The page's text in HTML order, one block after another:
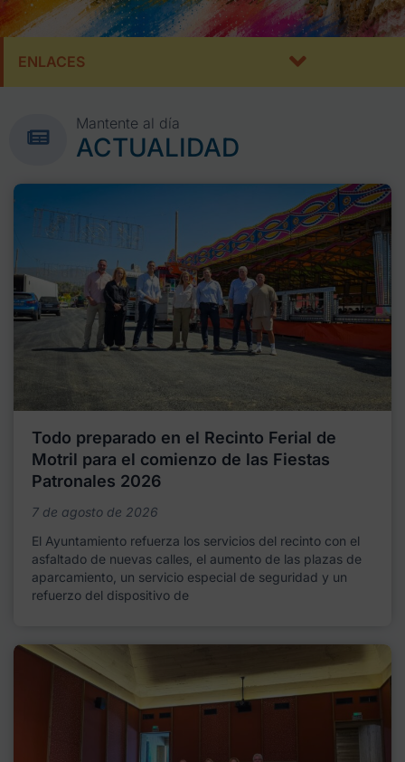
ENLACES
Mantente al día
ACTUALIDAD
Todo preparado en el Recinto Ferial de
Motril para el comienzo de las Fiestas
Patronales 2026
7 de agosto de 2026
El Ayuntamiento refuerza los servicios del recinto con el
asfaltado de nuevas calles, el aumento de las plazas de
aparcamiento, un servicio especial de seguridad y un
refuerzo del dispositivo de